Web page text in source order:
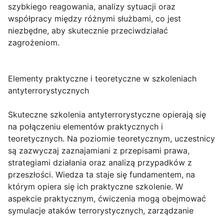
szybkiego reagowania, analizy sytuacji oraz
współpracy między różnymi służbami, co jest
niezbędne, aby skutecznie przeciwdziałać
zagrożeniom.
Elementy praktyczne i teoretyczne w szkoleniach
antyterrorystycznych
Skuteczne szkolenia antyterrorystyczne opierają się
na połączeniu elementów praktycznych i
teoretycznych. Na poziomie teoretycznym, uczestnicy
są zazwyczaj zaznajamiani z przepisami prawa,
strategiami działania oraz analizą przypadków z
przeszłości. Wiedza ta staje się fundamentem, na
którym opiera się ich praktyczne szkolenie. W
aspekcie praktycznym, ćwiczenia mogą obejmować
symulacje ataków terrorystycznych, zarządzanie